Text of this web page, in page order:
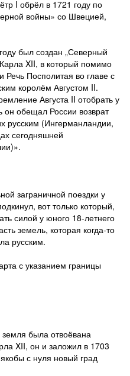
I обрёл в 1721 году по
войны» со Швецией,
был создан „Северный
XII, в который помимо
Посполитая во главе с
королём Августом II.
Августа II отобрать у
обещал России возврат
русским (Ингерманландии,
сегодняшней
заграничной поездки у
вот только который,
силой у юного 18-летнего
земель, которая когда-то
русским.
с указанием границы
земля была отвоёвана
XII, он и заложил в 1703
с нуля новый град